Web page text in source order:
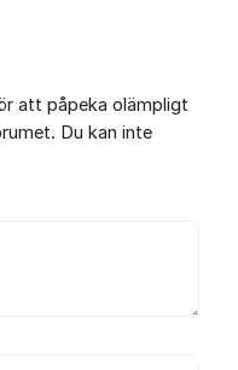
att påpeka olämpligt
Du kan inte